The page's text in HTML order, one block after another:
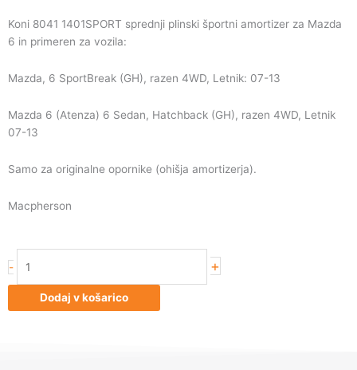
Koni 8041 1401SPORT sprednji plinski športni amortizer za Mazda
6 in primeren za vozila:
Mazda, 6 SportBreak (GH), razen 4WD, Letnik: 07-13
Mazda 6 (Atenza) 6 Sedan, Hatchback (GH), razen 4WD, Letnik
07-13
Samo za originalne opornike (ohišja amortizerja).
Macpherson
-
8041
1401SPORT
Mazda
+
Dodaj v košarico